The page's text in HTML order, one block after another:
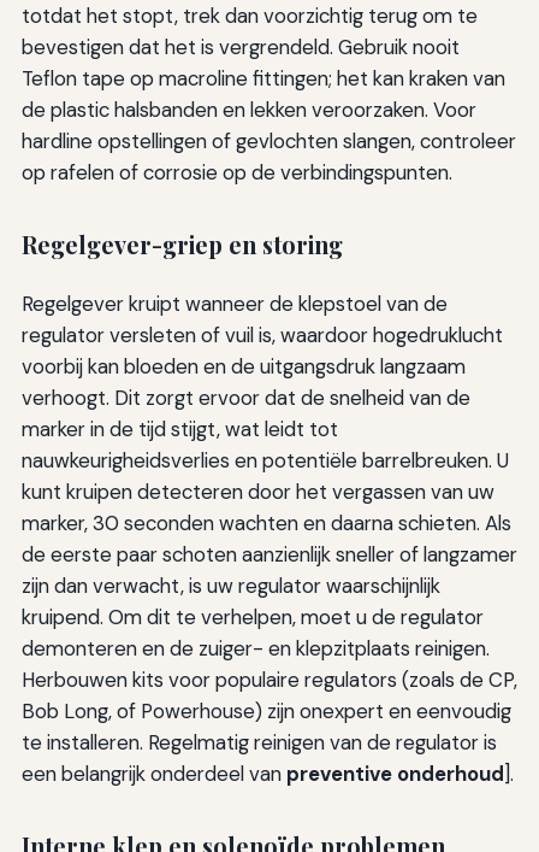
totdat het stopt, trek dan voorzichtig terug om te
bevestigen dat het is vergrendeld. Gebruik nooit
Teflon tape op macroline fittingen; het kan kraken van
de plastic halsbanden en lekken veroorzaken. Voor
hardline opstellingen of gevlochten slangen, controleer
op rafelen of corrosie op de verbindingspunten.
Regelgever-griep en storing
Regelgever kruipt wanneer de klepstoel van de
regulator versleten of vuil is, waardoor hogedruklucht
voorbij kan bloeden en de uitgangsdruk langzaam
verhoogt. Dit zorgt ervoor dat de snelheid van de
marker in de tijd stijgt, wat leidt tot
nauwkeurigheidsverlies en potentiële barrelbreuken. U
kunt kruipen detecteren door het vergassen van uw
marker, 30 seconden wachten en daarna schieten. Als
de eerste paar schoten aanzienlijk sneller of langzamer
zijn dan verwacht, is uw regulator waarschijnlijk
kruipend. Om dit te verhelpen, moet u de regulator
demonteren en de zuiger- en klepzitplaats reinigen.
Herbouwen kits voor populaire regulators (zoals de CP,
Bob Long, of Powerhouse) zijn onexpert en eenvoudig
te installeren. Regelmatig reinigen van de regulator is
een belangrijk onderdeel van preventive onderhoud].